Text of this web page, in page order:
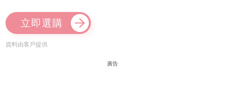
立即選購
資料由客戶提供
廣告